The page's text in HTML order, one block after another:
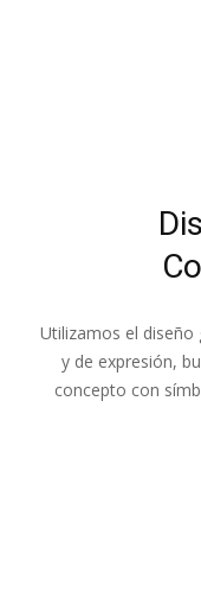
Utilizamos el
y de expresión,
concepto con